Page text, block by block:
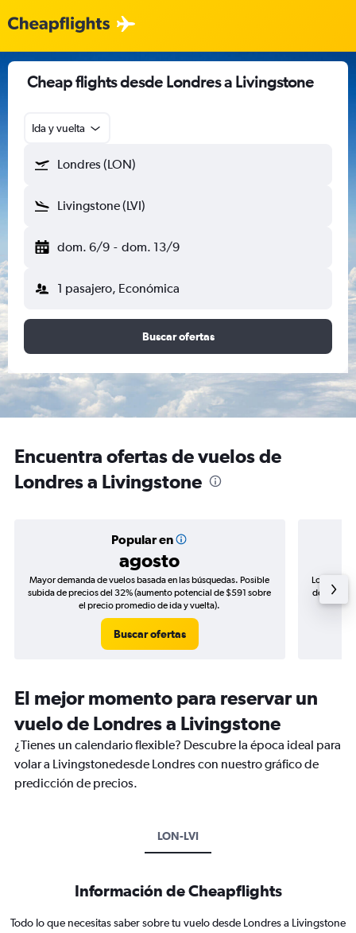
Cheap flights desde Londres a Livingstone
Ida y vuelta
Londres (LON)
Livingstone (LVI)
dom. 6/9 - dom. 13/9
1 pasajero, Económica
Buscar ofertas
Encuentra ofertas de vuelos de
Londres a Livingstone
Popular en
agosto
Mayor demanda de vuelos basada en las búsquedas. Posible
subida de precios del 32% (aumento potencial de $591 sobre
el precio promedio de ida y vuelta).
Buscar ofertas
Los
de precios
El mejor momento para reservar un
vuelo de Londres a Livingstone
¿Tienes un calendario flexible? Descubre la época ideal para
volar a Livingstonedesde Londres con nuestro gráfico de
predicción de precios.
LON-LVI
Información de Cheapflights
Todo lo que necesitas saber sobre tu vuelo desde Londres a Livingstone